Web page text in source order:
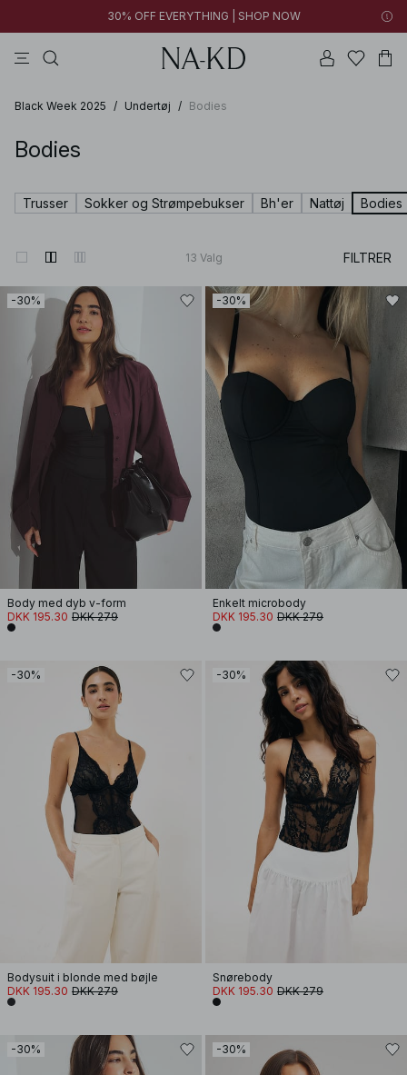
30% OFF EVERYTHING | SHOP NOW
Black Week 2025 / Undertøj / Bodies
Bodies
Trusser Sokker og Strømpebukser Bh'er Nattøj Bodies
13 Valg FILTRER
-30%
Body med dyb v-form
DKK 195.30 DKK 279
-30%
Enkelt microbody
DKK 195.30 DKK 279
-30%
Bodysuit i blonde med bøjle
DKK 195.30 DKK 279
-30%
Snørebody
DKK 195.30 DKK 279
-30% -30%